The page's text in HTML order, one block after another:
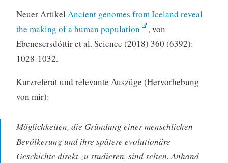
Neuer Artikel Ancient genomes from Iceland reveal
the making of a human population
, von
Ebenesersdóttir et al. Science (2018) 360 (6392):
1028-1032.
Kurzreferat und relevante Auszüge (Hervorhebung
von mir):
Möglichkeiten, die Gründung einer menschlichen
Bevölkerung und ihre spätere evolutionäre
Geschichte direkt zu studieren, sind selten. Anhand